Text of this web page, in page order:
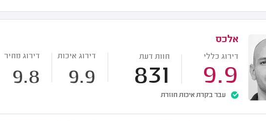
אלכס
דירוג כללי
9.9
חוות דעת
831
דירוג איכות
9.9
דירוג מחיר
9.8
עבר בקרת איכות חוזרת